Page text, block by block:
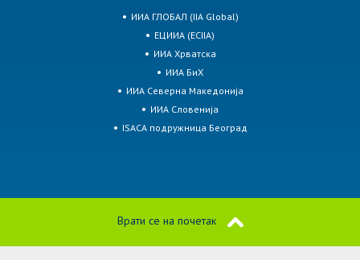
ИИА ГЛОБАЛ (IIA Global)
ЕЦИИА (ECIIA)
ИИА Хрватска
ИИА БиХ
ИИА Северна Македонија
ИИА Словенија
ISACA подружница Београд
Врати се на почетак